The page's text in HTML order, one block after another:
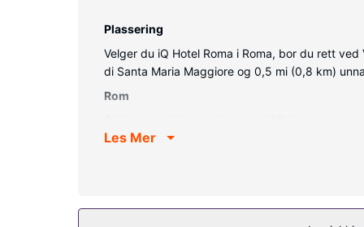
Plassering
Velger du iQ Hotel Roma i Roma, bor du rett
di Santa Maria Maggiore og 0,5 mi (0,8 km)
Rom
wi-fi (inkludert) på rommet, og underholdningen
Les Mer